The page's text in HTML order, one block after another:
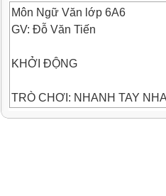
Môn Ngữ Văn lớp 6A6
GV: Đỗ Văn Tiến
KHỞI ĐỘNG
TRÒ CHƠI: NHANH TAY